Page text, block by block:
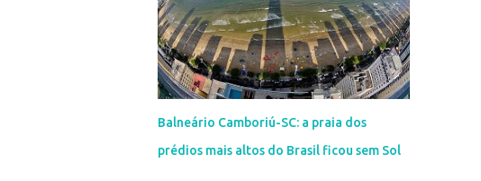
Balneário Camboriú-SC: a praia dos
prédios mais altos do Brasil ficou sem Sol